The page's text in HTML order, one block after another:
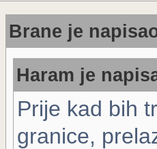
Brane je
Haram je
Prije kad bih
granice,